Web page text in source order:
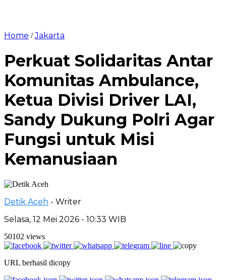
Home /Jakarta
Perkuat Solidaritas Antar
Komunitas Ambulance,
Ketua Divisi Driver LAI,
Sandy Dukung Polri Agar
Fungsi untuk Misi
Kemanusiaan
Detik Aceh - Writer
Selasa, 12 Mei 2026 - 10:33 WIB
50102 views
URL berhasil dicopy